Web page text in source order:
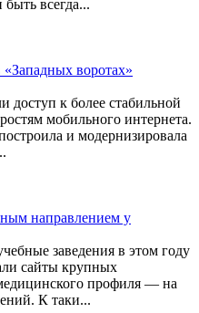
всегда...
воротах»
доступ к более стабильной
мобильного интернета.
и модернизировала
направлением у
заведения в этом году
сайты крупных
профиля — на
К таки...